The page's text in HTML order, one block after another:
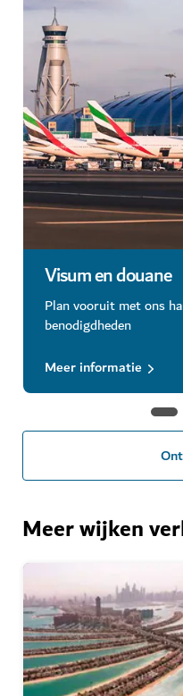
Visum en douane
Plan vooruit met ons
benodigdheden
Meer informatie
Meer wijken